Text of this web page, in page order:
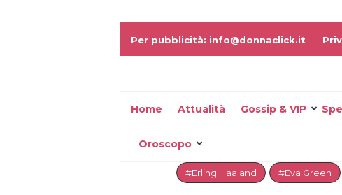
Per pubblicità: info@donnaclick.it
Home Attualità Gossip & VIP
Oroscopo
#Erling Haaland #Eva Green